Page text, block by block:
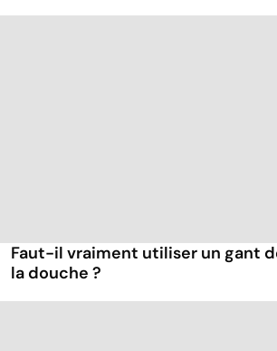
Faut-il vraiment utiliser un gant
la douche ?